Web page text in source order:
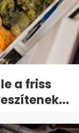
a friss